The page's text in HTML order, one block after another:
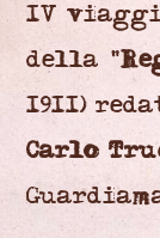
IV
della "
1911)
Carlo